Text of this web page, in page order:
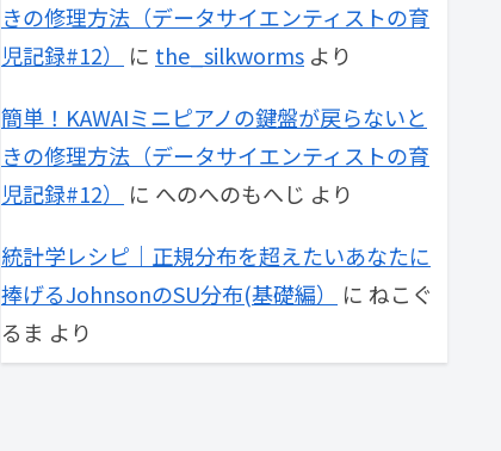
きの修理方法（データサイエンティストの育
児記録#12）
に the_silkworms より
簡単！KAWAIミニピアノの鍵盤が戻らないと
きの修理方法（データサイエンティストの育
児記録#12）
に へのへのもへじ より
統計学レシピ｜正規分布を超えたいあなたに
捧げるJohnsonのSU分布(基礎編）
に ねこぐ
るま より